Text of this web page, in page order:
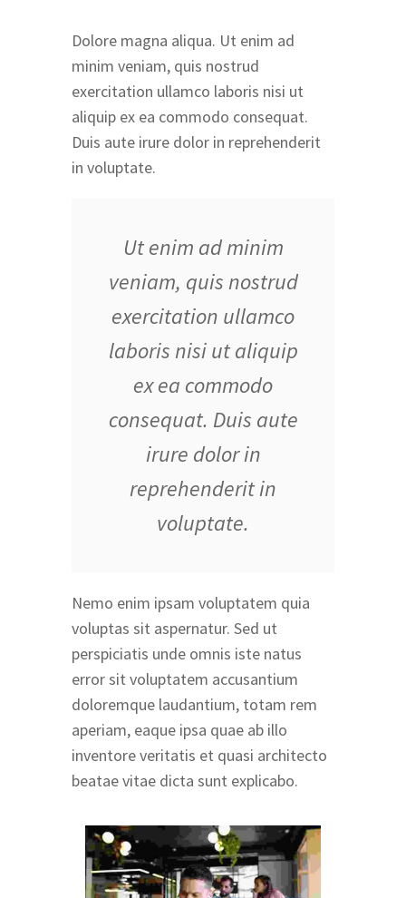
Dolore magna aliqua. Ut enim ad
minim veniam, quis nostrud
exercitation ullamco laboris nisi ut
aliquip ex ea commodo consequat.
Duis aute irure dolor in reprehenderit
in voluptate.
Ut enim ad minim
veniam, quis nostrud
exercitation ullamco
laboris nisi ut aliquip
ex ea commodo
consequat. Duis aute
irure dolor in
reprehenderit in
voluptate.
Nemo enim ipsam voluptatem quia
voluptas sit aspernatur. Sed ut
perspiciatis unde omnis iste natus
error sit voluptatem accusantium
doloremque laudantium, totam rem
aperiam, eaque ipsa quae ab illo
inventore veritatis et quasi architecto
beatae vitae dicta sunt explicabo.